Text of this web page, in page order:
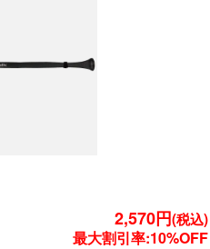
2,570円(税込)
最大割引率:10%OFF